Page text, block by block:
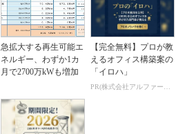
急拡大する再生可能エ
ネルギー、わずか1カ
月で2700万kWも増加
【完全無料】プロが教
えるオフィス構築案の
「イロハ」
PR(株式会社アルファーテクノ)